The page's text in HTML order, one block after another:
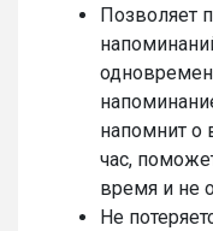
Позволяет
напомнит о
час,
время и не
Не